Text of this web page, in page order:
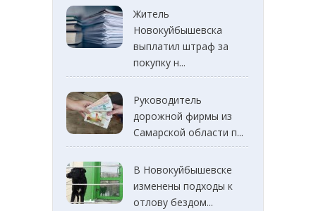
Житель
Новокуйбышевска
выплатил штраф за
покупку н...
Руководитель
дорожной фирмы из
Самарской области п...
В Новокуйбышевске
изменены подходы к
отлову бездом...